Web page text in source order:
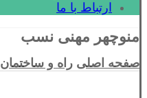
ارتباط با ما
منوچهر مهنی نسب
صفحه اصلی راه و ساختمان